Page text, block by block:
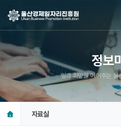
정보
일과 희망을 이어주는
자료실